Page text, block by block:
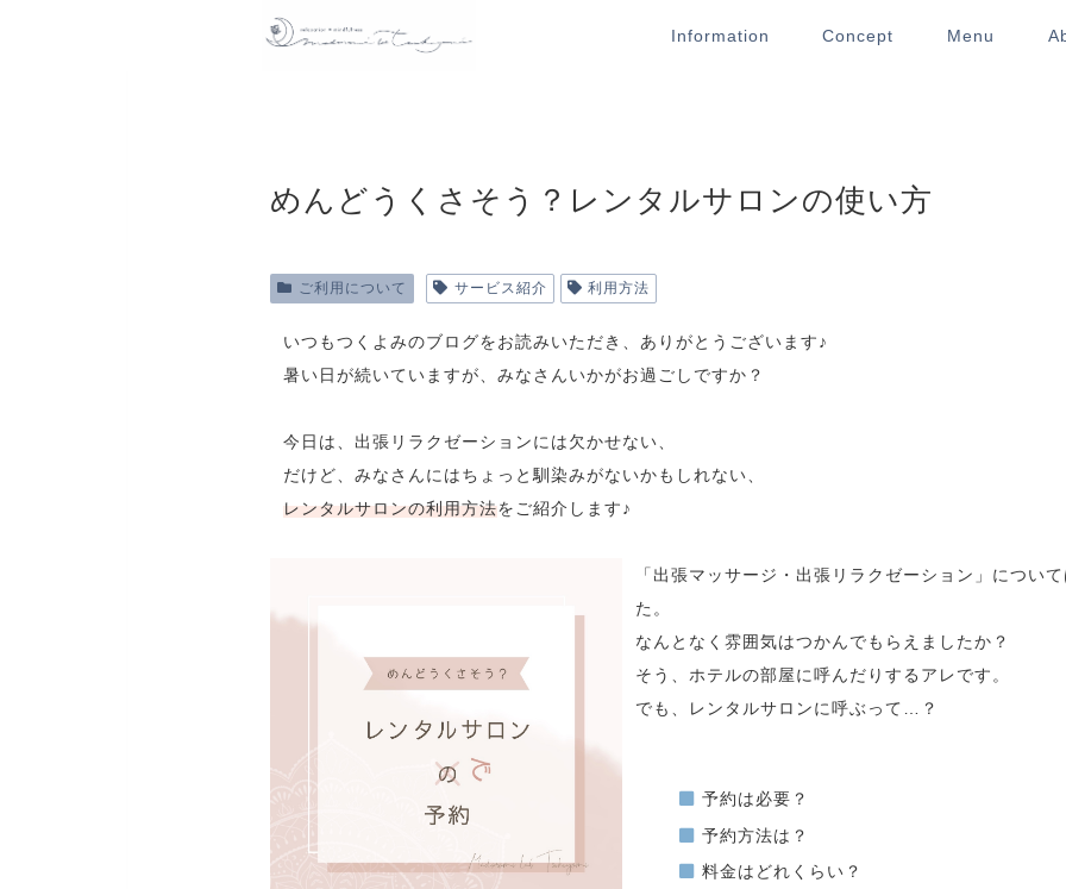
Information Concept Menu
めんどうくさそう？レンタルサロンの使い方
ご利用について サービス紹介 利用方法
いつもつくよみのブログをお読みいただき、ありがとうございます♪
暑い日が続いていますが、みなさんいかがお過ごしですか？
今日は、出張リラクゼーションには欠かせない、
だけど、みなさんにはちょっと馴染みがないかもしれない、
レンタルサロンの利用方法をご紹介します♪
「出張マッサージ・出張リラクゼーション」につい
た。
なんとなく雰囲気はつかんでもらえましたか？
そう、ホテルの部屋に呼んだりするアレです。
でも、レンタルサロンに呼ぶって…？
予約は必要？
予約方法は？
料金はどれくらい？